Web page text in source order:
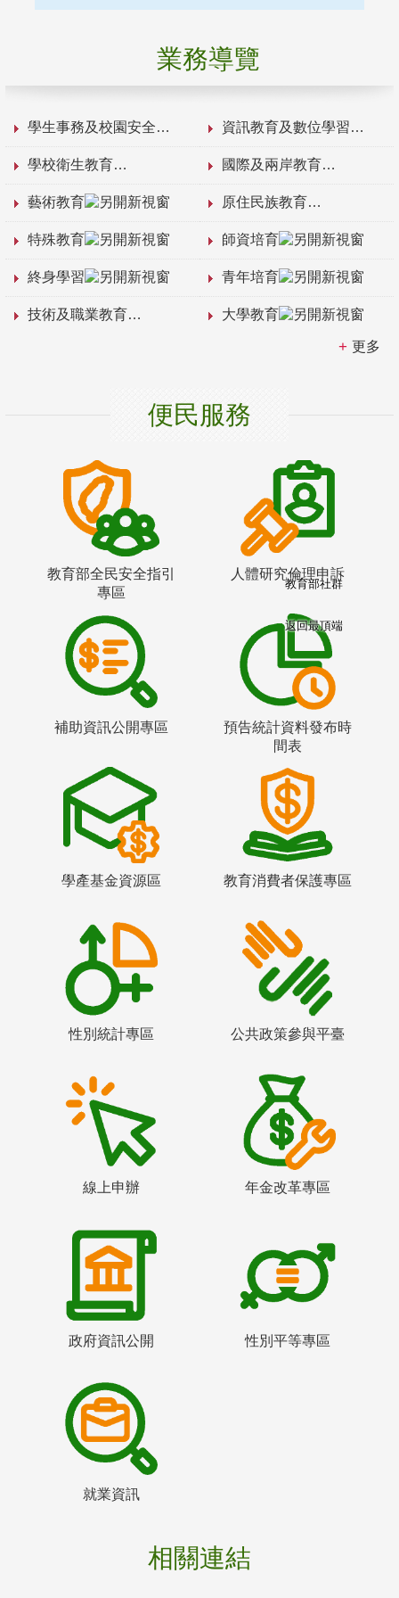
業務導覽
學生事務及校園安全 資訊教育及數位學習
學校衛生教育 國際及兩岸教育
藝術教育 原住民族教育
特殊教育 師資培育
終身學習 青年培育
技術及職業教育 大學教育
更多
便民服務
教育部全民安全指引
專區
人體研究倫理申訴
補助資訊公開專區
預告統計資料發布時
間表
學產基金資源區 教育消費者保護專區
性別統計專區 公共政策參與平臺
線上申辦 年金改革專區
政府資訊公開 性別平等專區
就業資訊
相關連結
教育部社群
返回最頂端